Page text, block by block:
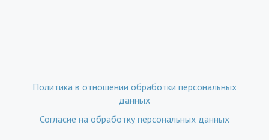
Политика в отношении обработки персональных
данных
Согласие на обработку персональных данных